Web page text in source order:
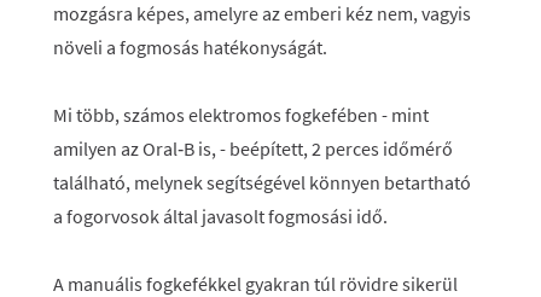
mozgásra képes, amelyre az emberi kéz nem, vagyis
növeli a fogmosás hatékonyságát.
Mi több, számos elektromos fogkefében - mint
amilyen az Oral‑B is, - beépített, 2 perces időmérő
található, melynek segítségével könnyen betartható
a fogorvosok által javasolt fogmosási idő.
A manuális fogkefékkel gyakran túl rövidre sikerül